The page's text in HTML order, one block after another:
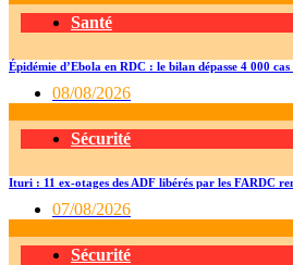
Santé
Épidémie d’Ebola en RDC : le bilan dépasse 4 000
08/08/2026
Sécurité
Ituri : 11 ex-otages des ADF libérés par les FARDC
07/08/2026
Sécurité